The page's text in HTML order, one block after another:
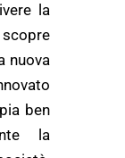
la
nuova
ben
la